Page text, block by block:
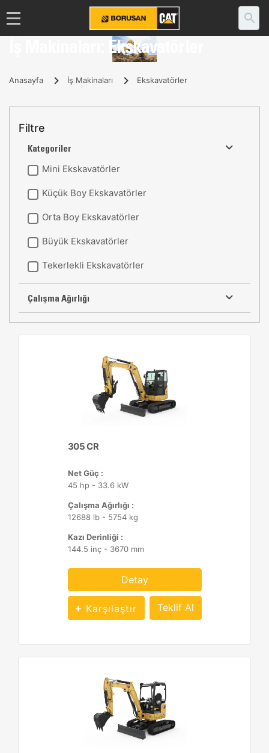
İş Makinaları: Ekskavatörler
Anasayfa İş Makinaları Ekskavatörler
Filtre
Kategoriler
Mini Ekskavatörler
Küçük Boy Ekskavatörler
Orta Boy Ekskavatörler
Büyük Ekskavatörler
Tekerlekli Ekskavatörler
Çalışma Ağırlığı
305 CR
Net Güç :
45 hp - 33.6 kW
Çalışma Ağırlığı :
12688 lb - 5754 kg
Kazı Derinliği :
144.5 inç - 3670 mm
Detay
Karşılaştır Teklif Al